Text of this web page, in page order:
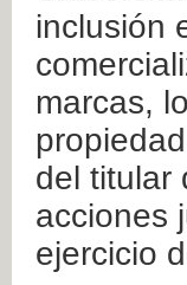
inclusión
marcas,
del titular
acciones
ejercicio